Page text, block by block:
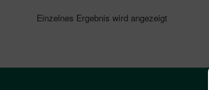
Einzelnes Ergebnis wird angezeigt